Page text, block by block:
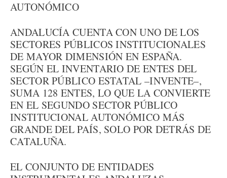
AUTONÓMICO
ANDALUCÍA CUENTA CON UNO DE LOS
SECTORES PÚBLICOS INSTITUCIONALES
DE MAYOR DIMENSIÓN EN ESPAÑA.
SEGÚN EL INVENTARIO DE ENTES DEL
SECTOR PÚBLICO ESTATAL –INVENTE–,
SUMA 128 ENTES, LO QUE LA CONVIERTE
EN EL SEGUNDO SECTOR PÚBLICO
INSTITUCIONAL AUTONÓMICO MÁS
GRANDE DEL PAÍS, SOLO POR DETRÁS DE
CATALUÑA.
EL CONJUNTO DE ENTIDADES